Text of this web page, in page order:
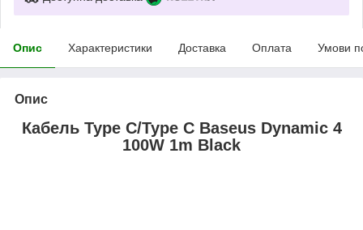
Опис Характеристики Доставка Оплата Умови
Опис
Кабель Type C/Type C Baseus Dynamic 4
100W 1m Black